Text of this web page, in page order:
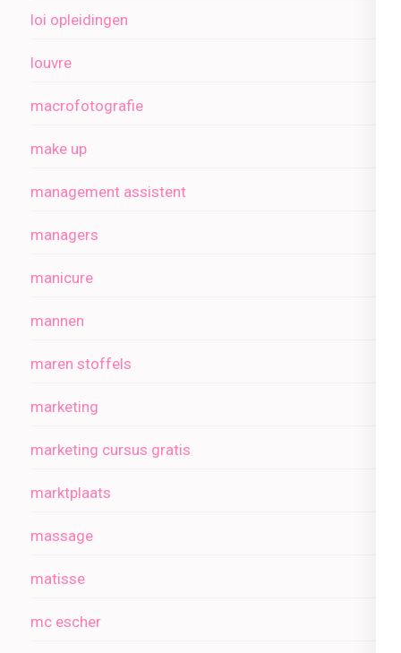
loi opleidingen
louvre
macrofotografie
make up
management assistent
managers
manicure
mannen
maren stoffels
marketing
marketing cursus gratis
marktplaats
massage
matisse
mc escher